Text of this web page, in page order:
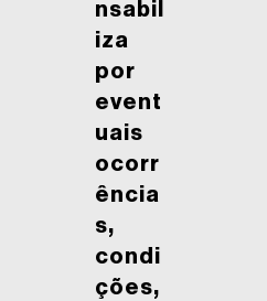
nsabil
iza
por
event
uais
ocorr
ência
s,
condi
ções,